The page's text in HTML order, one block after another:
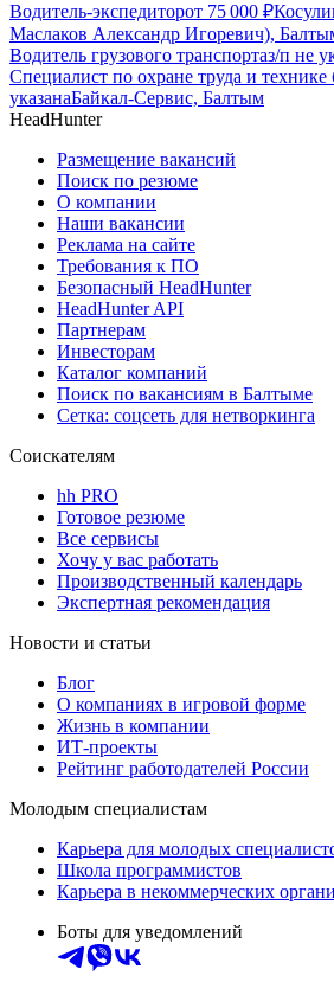
Водитель-экспедиторот 75 000 ₽
Маслаков Александр Игоревич),
Водитель грузового транспортаз/п не
Специалист по охране труда и технике
указанаБайкал-Сервис, Балтым
HeadHunter
Размещение вакансий
Поиск по резюме
О компании
Наши вакансии
Реклама на сайте
Требования к ПО
Безопасный HeadHunter
HeadHunter API
Партнерам
Инвесторам
Каталог компаний
Поиск по вакансиям в Балтыме
Сетка: соцсеть для нетворкинга
Соискателям
hh PRO
Готовое резюме
Все сервисы
Хочу у вас работать
Производственный календарь
Экспертная рекомендация
Новости и статьи
Блог
О компаниях в игровой форме
Жизнь в компании
ИТ-проекты
Рейтинг работодателей России
Молодым специалистам
Карьера для молодых
Школа программистов
Карьера в некоммерческих
Боты для уведомлений